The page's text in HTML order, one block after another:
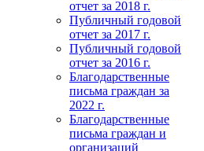
отчет за 2018 г.
Публичный годовой
отчет за 2017 г.
Публичный годовой
отчет за 2016 г.
Благодарственные
письма граждан за
2022 г.
Благодарственные
письма граждан и
организаций